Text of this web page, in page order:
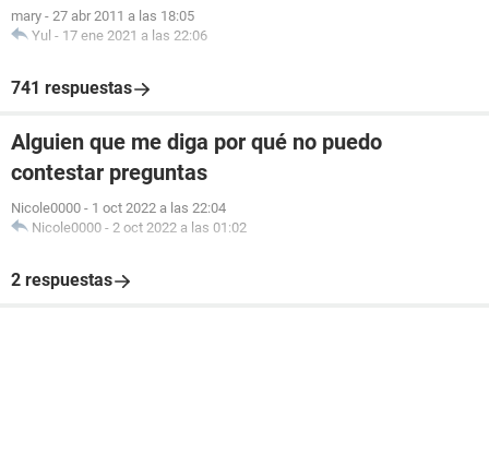
mary - 27 abr 2011 a las 18:05
Yul - 17 ene 2021 a las 22:06
741 respuestas
Alguien que me diga por qué no puedo
contestar preguntas
Nicole0000 - 1 oct 2022 a las 22:04
Nicole0000 - 2 oct 2022 a las 01:02
2 respuestas